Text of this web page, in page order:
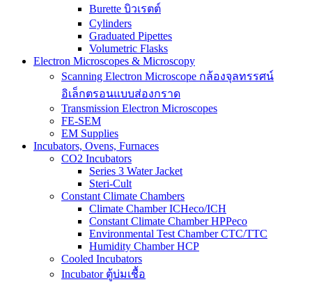
Burette บิวเรตต์
Cylinders
Graduated Pipettes
Volumetric Flasks
Electron Microscopes & Microscopy
Scanning Electron Microscope กล้องจุลทรรศน์
อิเล็กตรอนแบบส่องกราด
Transmission Electron Microscopes
FE-SEM
EM Supplies
Incubators, Ovens, Furnaces
CO2 Incubators
Series 3 Water Jacket
Steri-Cult
Constant Climate Chambers
Climate Chamber ICHeco/ICH
Constant Climate Chamber HPPeco
Environmental Test Chamber CTC/TTC
Humidity Chamber HCP
Cooled Incubators
Incubator ตู้บ่มเชื้อ